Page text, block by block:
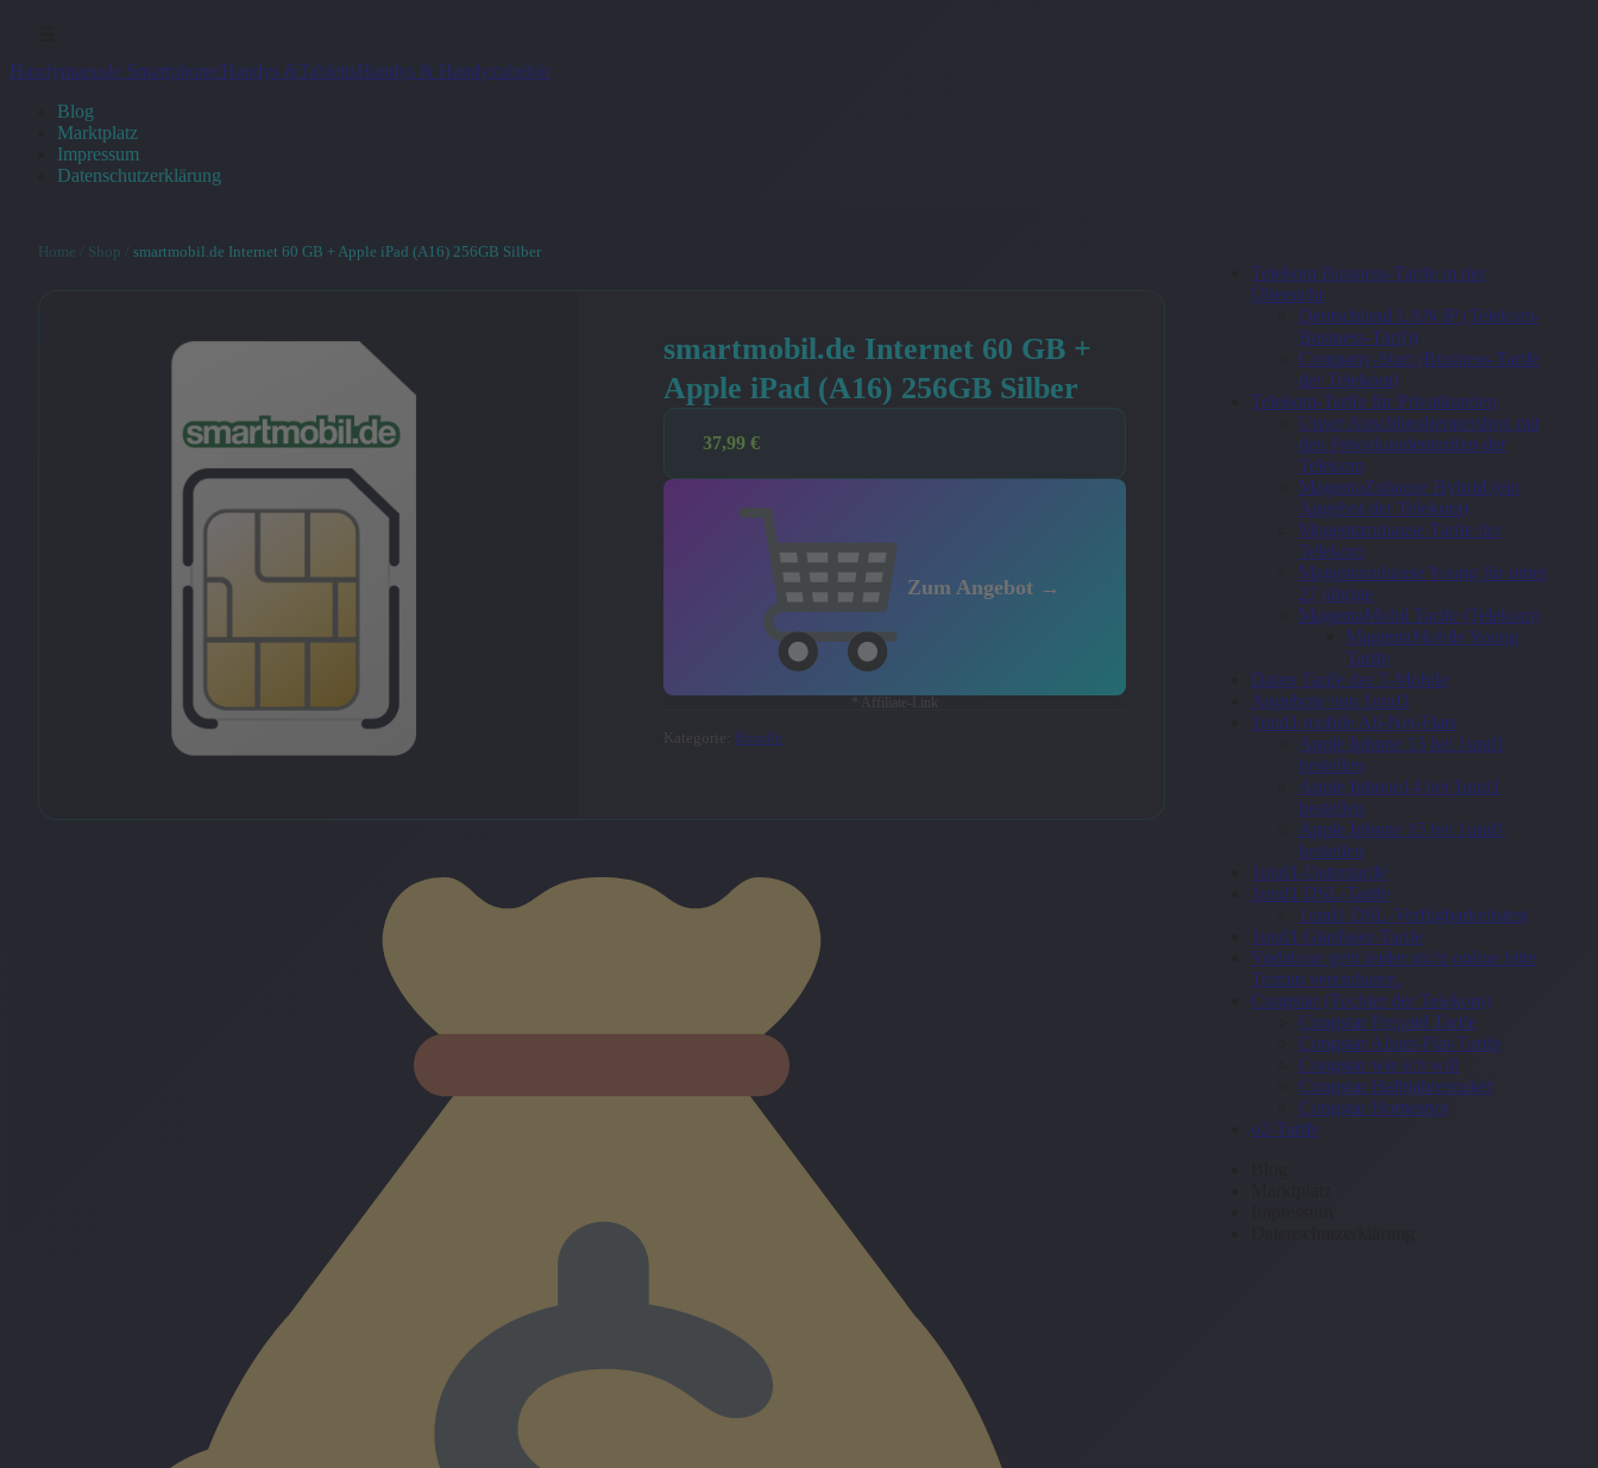
Handymaeusle Smartphone/Handys &TablettsHandys & Handyzubehör
Blog
Marktplatz
Impressum
Datenschutzerklärung
Home Shop smartmobil.de Internet 60 GB + Apple iPad (A16) 256GB Silber
smartmobil.de Internet 60 GB +
Apple iPad (A16) 256GB Silber
37,99 €
Zum Angebot →
Kategorie: Bundle
Telekom Business-Tarife in der
Übersicht
Deutschland LAN IP (Telekom-
Business-Tarif))
Company-Start (Business-Tarife
der Telekom)
Telekom-Tarife für Privatkunden
Unser Anschlussberatershop mit
den Privatkundentarifen der
Telekom
MagentaZuhause Hybrid (ein
Angebot der Telekom)
Magentazuhause Tarife der
Telekom
Magentazuhause Young für unter
27 jährige
MagentaMobil Tarife (Telekom)
MagentaMobile Young
Tarife
Daten Tarife der T-Mobile
Angebote von 1und1
1und1 mobile All-Net-Flats
Apple Iphone 13 bei 1und1
bestellen
Apple Iphone14 bei 1und1
bestellen
Apple Iphone 15 bei 1und1
bestellen
1und1-Datentarife
1und1 DSL-Tarife
1und1 DSL-Verfügbarkeitstest
1und1 Glasfaser-Tarife
Vodafone geht leider nicht online bitte
Termin vereinbaren.
Congstar (Tochter der Telekom)
Congstar Prepaid Tarife
Congstar Allnet-Flat-Tarife
Congstar wie ich will
Congstar Halbjahrespaket
Congstar Homespot
o2-Tarife